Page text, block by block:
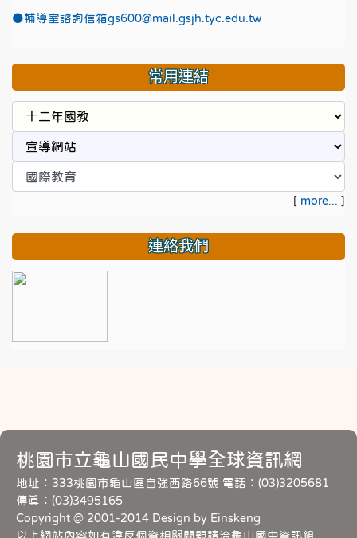
●輔導室諮詢信箱gs600@mail.gsjh.tyc.edu.tw
常用連結
[ more... ]
連絡我們
桃園市立龜山國民中學全球資訊網
地址：333桃園市龜山區自強西路66號 電話：(03)3205681
傳真：(03)3495165
Copyright @ 2001-2014 Design by Einskeng